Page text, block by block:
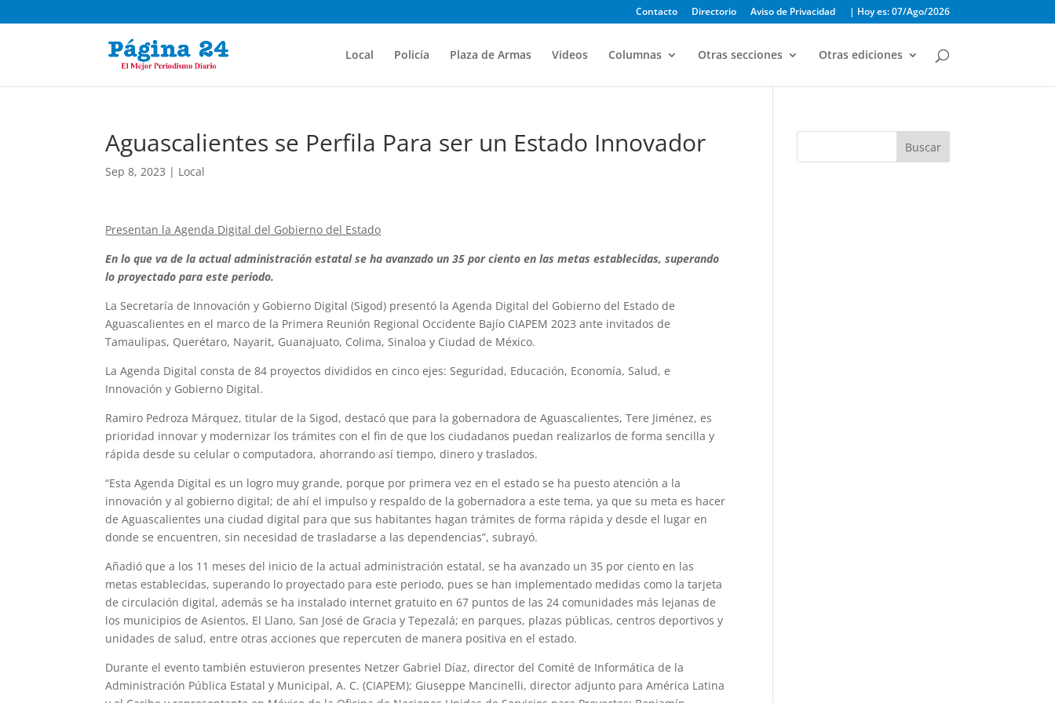
Contacto Directorio Aviso de Privacidad | Hoy es: 07/Ago/2026
Local Policía Plaza de Armas Videos Columnas Otras secciones Otras ediciones
Aguascalientes se Perfila Para ser un Estado Innovador
Sep 8, 2023 | Local
Presentan la Agenda Digital del Gobierno del Estado
En lo que va de la actual administración estatal se ha avanzado un 35 por ciento en las metas establecidas, superando
lo proyectado para este periodo.
La Secretaría de Innovación y Gobierno Digital (Sigod) presentó la Agenda Digital del Gobierno del Estado de
Aguascalientes en el marco de la Primera Reunión Regional Occidente Bajío CIAPEM 2023 ante invitados de
Tamaulipas, Querétaro, Nayarit, Guanajuato, Colima, Sinaloa y Ciudad de México.
La Agenda Digital consta de 84 proyectos divididos en cinco ejes: Seguridad, Educación, Economía, Salud, e
Innovación y Gobierno Digital.
Ramiro Pedroza Márquez, titular de la Sigod, destacó que para la gobernadora de Aguascalientes, Tere Jiménez, es
prioridad innovar y modernizar los trámites con el fin de que los ciudadanos puedan realizarlos de forma sencilla y
rápida desde su celular o computadora, ahorrando así tiempo, dinero y traslados.
“Esta Agenda Digital es un logro muy grande, porque por primera vez en el estado se ha puesto atención a la
innovación y al gobierno digital; de ahí el impulso y respaldo de la gobernadora a este tema, ya que su meta es hacer
de Aguascalientes una ciudad digital para que sus habitantes hagan trámites de forma rápida y desde el lugar en
donde se encuentren, sin necesidad de trasladarse a las dependencias”, subrayó.
Añadió que a los 11 meses del inicio de la actual administración estatal, se ha avanzado un 35 por ciento en las
metas establecidas, superando lo proyectado para este periodo, pues se han implementado medidas como la tarjeta
de circulación digital, además se ha instalado internet gratuito en 67 puntos de las 24 comunidades más lejanas de
los municipios de Asientos, El Llano, San José de Gracia y Tepezalá; en parques, plazas públicas, centros deportivos y
unidades de salud, entre otras acciones que repercuten de manera positiva en el estado.
Durante el evento también estuvieron presentes Netzer Gabriel Díaz, director del Comité de Informática de la
Administración Pública Estatal y Municipal, A. C. (CIAPEM); Giuseppe Mancinelli, director adjunto para América Latina
Buscar